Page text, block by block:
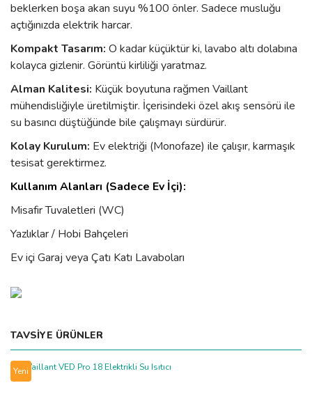
beklerken boşa akan suyu %100 önler. Sadece musluğu
açtığınızda elektrik harcar.
Kompakt Tasarım: O kadar küçüktür ki, lavabo altı dolabına
kolayca gizlenir. Görüntü kirliliği yaratmaz.
Alman Kalitesi: Küçük boyutuna rağmen Vaillant
mühendisliğiyle üretilmiştir. İçerisindeki özel akış sensörü ile
su basıncı düştüğünde bile çalışmayı sürdürür.
Kolay Kurulum: Ev elektriği (Monofaze) ile çalışır, karmaşık
tesisat gerektirmez.
Kullanım Alanları (Sadece Ev İçi):
Misafir Tuvaletleri (WC)
Yazlıklar / Hobi Bahçeleri
Ev içi Garaj veya Çatı Katı Lavaboları
Bu ürüne ilk yorumu siz yapın!
Bu ürünün fiyat bilgisi, resim, ürün açıklamalarında ve diğer
konularda yetersiz gördüğünüz noktaları öneri formunu kullanarak
tarafımıza iletebilirsiniz.
Görüş ve önerileriniz için teşekkür ederiz.
TAVSİYE ÜRÜNLER
Yeni